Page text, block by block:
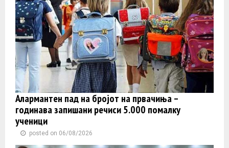
Алармантен пад на бројот на првачиња –
годинава запишани речиси 5.000 помалку
ученици
posted on 06/08/2026